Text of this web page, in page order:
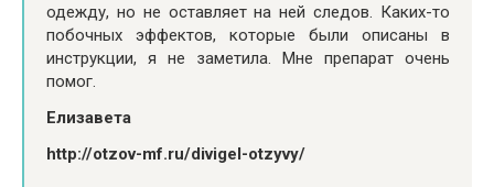
одежду, но не оставляет на ней следов. Каких-то
побочных эффектов, которые были описаны в
инструкции, я не заметила. Мне препарат очень
помог.
Елизавета
http://otzov-mf.ru/divigel-otzyvy/